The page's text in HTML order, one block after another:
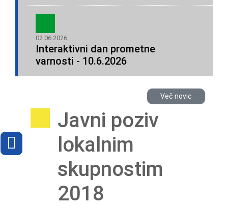
02.06.2026
Interaktivni dan prometne
varnosti - 10.6.2026
Več novic
Javni poziv
lokalnim
skupnostim
2018